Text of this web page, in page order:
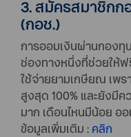
3. สมัครสมาชิกก
(กอช.)
การออมเงินผ่านกองทุ
ช่องทางหนึ่งที่ช่วยให้ฟ
ใช้จ่ายยามเกษียณ เพร
สูงสุด 100% และยังมี
มาก เดือนไหนมีน้อย อ
ข้อมูลเพิ่มเติม : คลิก